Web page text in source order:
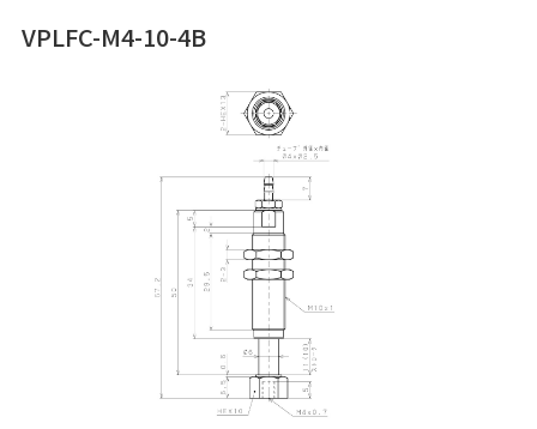
VPLFC-M4-10-4B